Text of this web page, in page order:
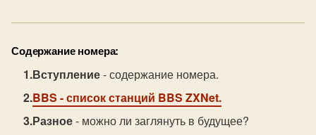
Содержание номера:
Вступление- содержание номера.
BBS - список станций BBS ZXNet.
Разное- можно ли заглянуть в будущее?